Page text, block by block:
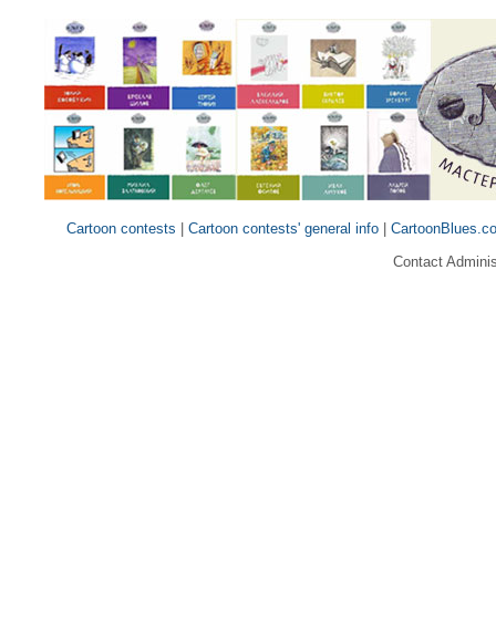
Cartoon contests Cartoon contests' general info|
Contact